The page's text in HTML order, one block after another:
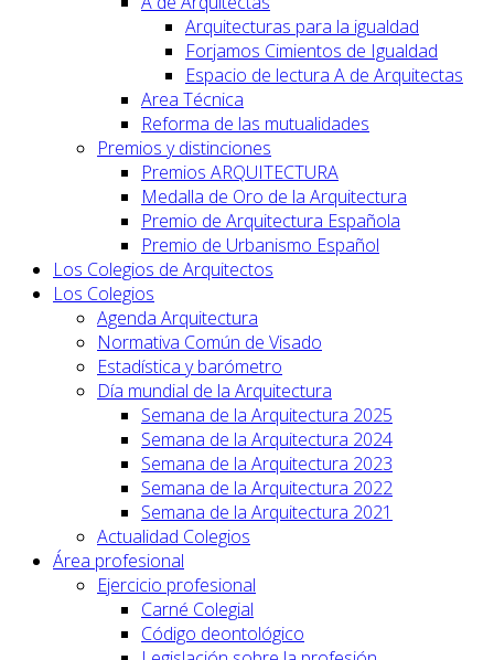
Arquitecturas para la igualdad
Forjamos Cimientos de Igualdad
Espacio de lectura A de Arquitectas
Area Técnica
Reforma de las mutualidades
Premios y distinciones
Premios ARQUITECTURA
Medalla de Oro de la Arquitectura
Premio de Arquitectura Española
Premio de Urbanismo Español
Los Colegios de Arquitectos
Los Colegios
Agenda Arquitectura
Normativa Común de Visado
Estadística y barómetro
Día mundial de la Arquitectura
Semana de la Arquitectura 2025
Semana de la Arquitectura 2024
Semana de la Arquitectura 2023
Semana de la Arquitectura 2022
Semana de la Arquitectura 2021
Actualidad Colegios
Área profesional
Ejercicio profesional
Carné Colegial
Código deontológico